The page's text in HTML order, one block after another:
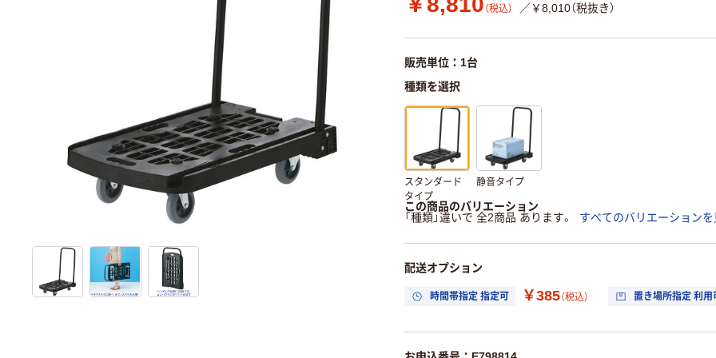
（税込） ／￥8,010（税抜き）
販売単位：1台
種類を選択
スタンダード
タイプ
静音タイプ
この商品のバリエーション
「種類」違いで 全2商品 あります。
すべてのバリエーション
配送オプション
時間帯指定 指定可 ￥385（税込） 置き場所指定 利用